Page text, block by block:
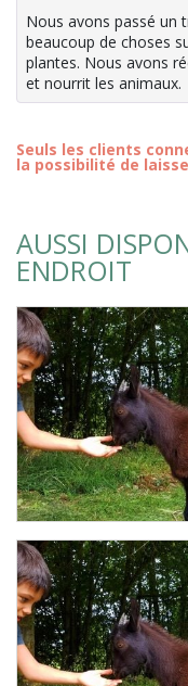
Nous avons passé un
beaucoup de choses
plantes. Nous avons
et nourrit les animaux.
Seuls les clients
la possibilité de
AUSSI
ENDROIT